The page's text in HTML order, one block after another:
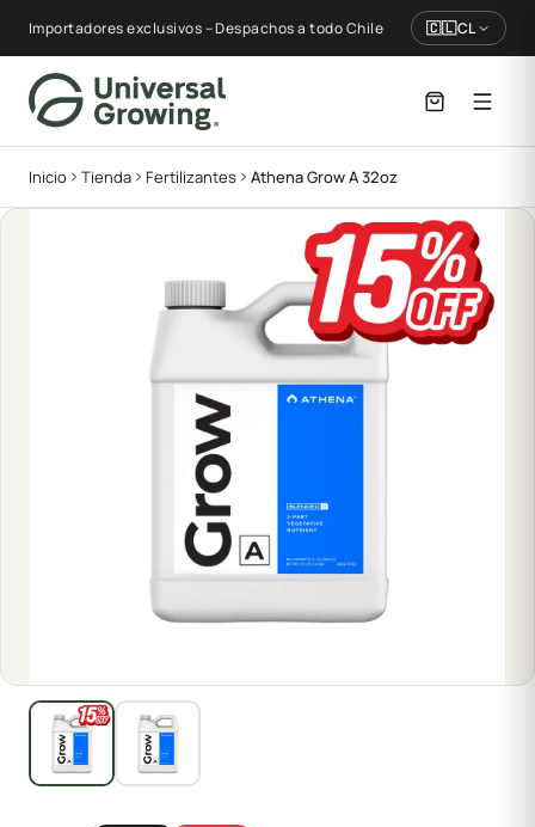
Importadores exclusivos – Despachos a todo Chile 🇨🇱CL
Inicio Tienda Fertilizantes Athena Grow A 32oz